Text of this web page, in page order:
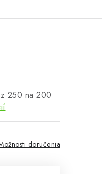
z 250 na 200
doručenia